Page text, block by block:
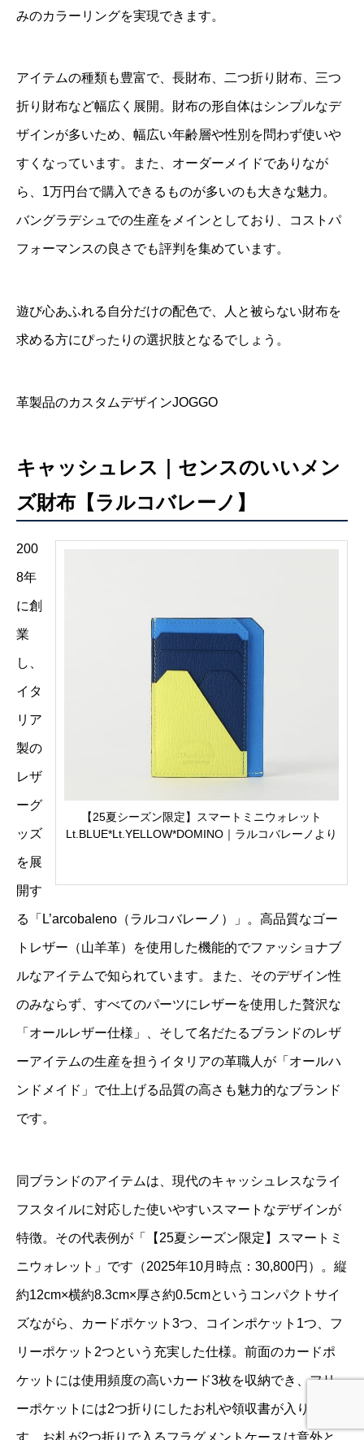
みのカラーリングを実現できます。
アイテムの種類も豊富で、長財布、二つ折り財布、三つ
折り財布など幅広く展開。財布の形自体はシンプルなデ
ザインが多いため、幅広い年齢層や性別を問わず使いや
すくなっています。また、オーダーメイドでありなが
ら、1万円台で購入できるものが多いのも大きな魅力。
バングラデシュでの生産をメインとしており、コストパ
フォーマンスの良さでも評判を集めています。
遊び心あふれる自分だけの配色で、人と被らない財布を
求める方にぴったりの選択肢となるでしょう。
革製品のカスタムデザインJOGGO
キャッシュレス｜センスのいいメン
ズ財布【ラルコバレーノ】
【25夏シーズン限定】スマートミニウォレット
Lt.BLUE*Lt.YELLOW*DOMINO｜ラルコバレーノより
200
8年
に創
業
し、
イタ
リア
製の
レザ
ーグ
ッズ
を展
開す
る「L’arcobaleno（ラルコバレーノ）」。高品質なゴー
トレザー（山羊革）を使用した機能的でファッショナブ
ルなアイテムで知られています。また、そのデザイン性
のみならず、すべてのパーツにレザーを使用した贅沢な
「オールレザー仕様」、そして名だたるブランドのレザ
ーアイテムの生産を担うイタリアの革職人が「オールハ
ンドメイド」で仕上げる品質の高さも魅力的なブランド
です。
同ブランドのアイテムは、現代のキャッシュレスなライ
フスタイルに対応した使いやすいスマートなデザインが
特徴。その代表例が「【25夏シーズン限定】スマートミ
ニウォレット」です（2025年10月時点：30,800円）。縦
約12cm×横約8.3cm×厚さ約0.5cmというコンパクトサイ
ズながら、カードポケット3つ、コインポケット1つ、フ
リーポケット2つという充実した仕様。前面のカードポ
ケットには使用頻度の高いカード3枚を収納でき、フリ
ーポケットには2つ折りにしたお札や領収書が入りま
す。お札が2つ折りで入るフラグメントケースは意外と